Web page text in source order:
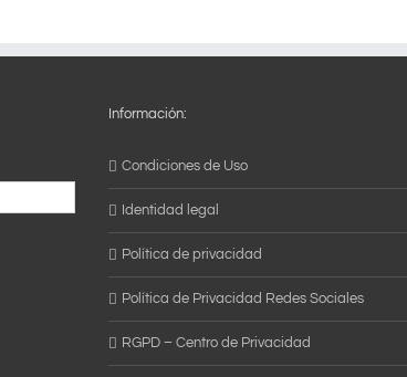
Información:
Condiciones de Uso
Identidad legal
Política de privacidad
Política de Privacidad Redes Sociales
RGPD – Centro de Privacidad